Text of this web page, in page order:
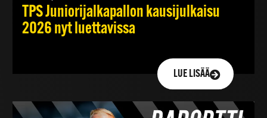
TPS Juniorijalkapallon kausijulkaisu
2026 nyt luettavissa
LUE LISÄÄ